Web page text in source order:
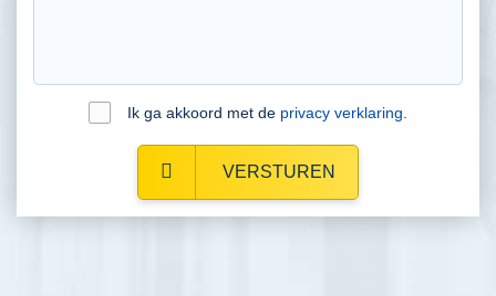
Ik ga akkoord met de privacy verklaring
VERSTUREN